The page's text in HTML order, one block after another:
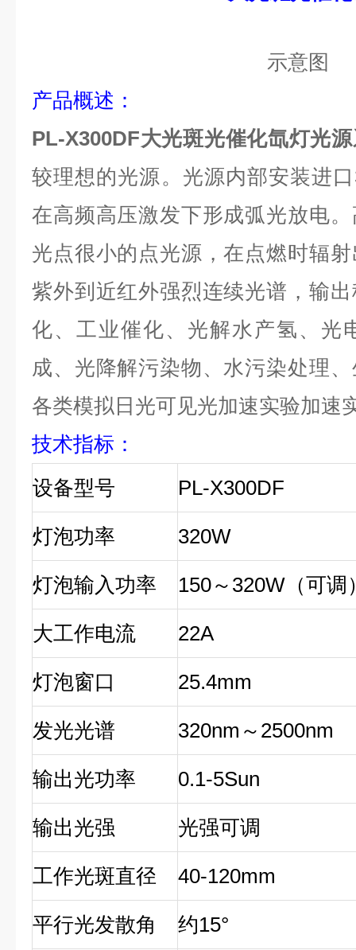
示意图
产品概述 ：
PL-X300DF大光斑光催化氙灯光
较理想的光源。光源内部安装进口
在高频高压激发下形成弧光放电
光点很小的点光源，在点燃时辐
紫外到近红外强烈连续光谱，输
化、工业催化、光解水产氢、光
成、光降解污染物、水污染处理
各类模拟日光可见光加速实验加速
技术指标 ：
设备型号
PL-X300DF
灯泡功率 320W
灯泡输入功率 150～320W （可调
大工作电流 22A
灯泡窗口 25.4mm
发光光谱 320nm～ 2500nm
输出光功率 0.1-5Sun
输出光强 光强可调
工作光斑直径 40-120mm
平行光发散角 约15°